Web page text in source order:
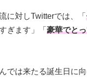
に対しTwitterでは、「
ぎます」「 豪華でと
では来たる誕生日に向